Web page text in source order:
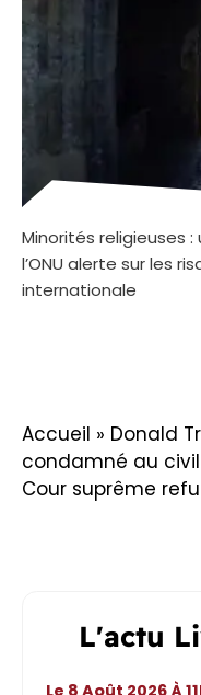
Minorités religieuses
l’ONU alerte sur les
internationale
Accueil » Donald
condamné au
Cour suprême
L'actu